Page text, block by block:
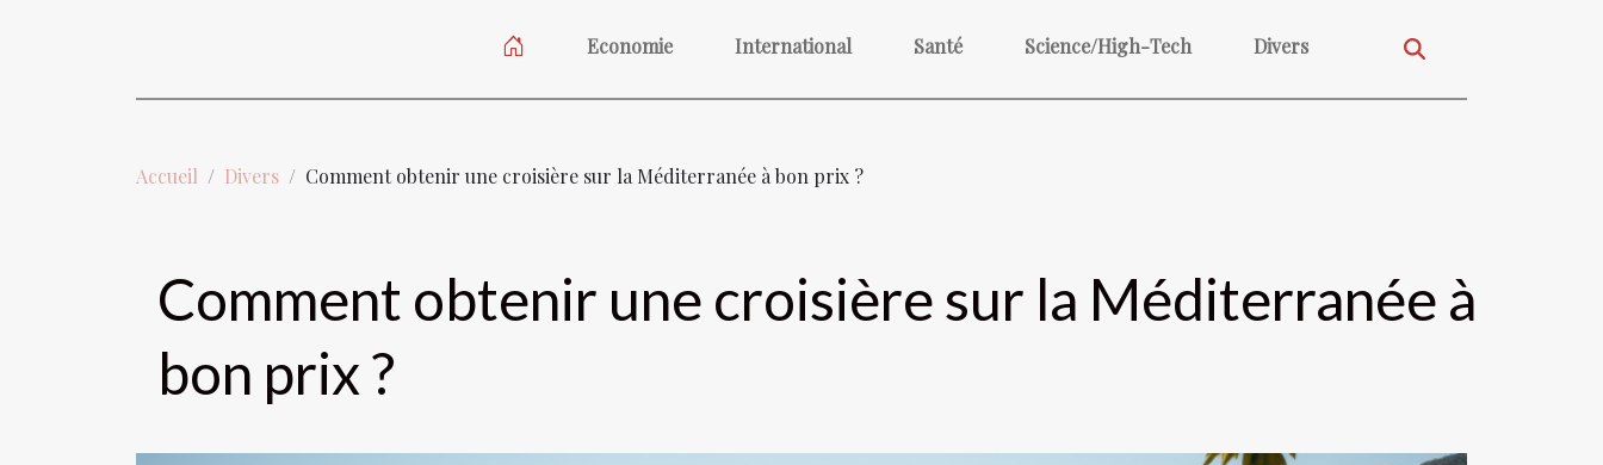
Economie International Santé Science/High-Tech Divers
Accueil Divers Comment obtenir une croisière sur la Méditerranée à bon prix ?
Comment obtenir une croisière sur la Méditerranée à
bon prix ?